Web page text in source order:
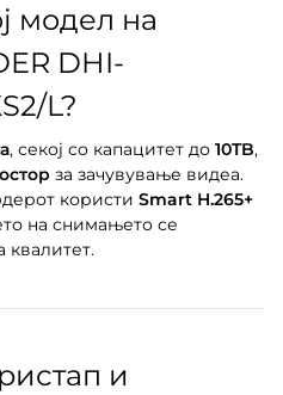
модел на
DHI-
L?
, секој со капацитет до 10TB,
за зачувување видеа.
користи Smart H.265+
на снимањето се
квалитет.
и